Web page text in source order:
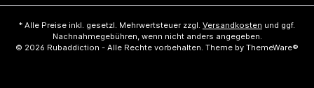
* Alle Preise inkl. gesetzl. Mehrwertsteuer zzgl. Versandkosten und ggf.
Nachnahmegebühren, wenn nicht anders angegeben.
© 2026 Rubaddiction - Alle Rechte vorbehalten. Theme by ThemeWare®